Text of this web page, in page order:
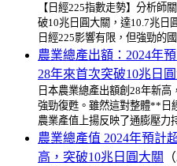
【日經225指數走勢】分析師
破10兆日圓大關，達10.7兆日
日經225影響有限，但強勁的
農業總產出額：2024年
28年來首次突破10兆日圓
日本農業總產出額創28年新
強勁復甦。雖然這對整體**日
農業產值上揚反映了通膨壓力
農業總產值 2024年預計
高，突破10兆日圓大關